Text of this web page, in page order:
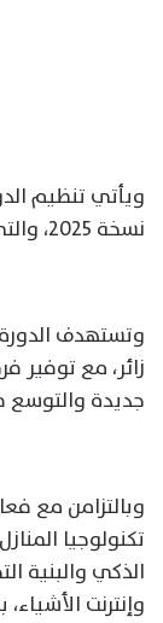
ويأتي تنظيم
نسخة 2025، والتي شهدت حضور أكثر من 10 آلاف زائر .
زائر، مع توفير
جديدة والتوسع
وبالتزامن مع
تكنولوجيا
الذكي والبنية
وإنترنت